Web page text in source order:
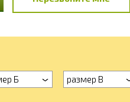
Б размер В